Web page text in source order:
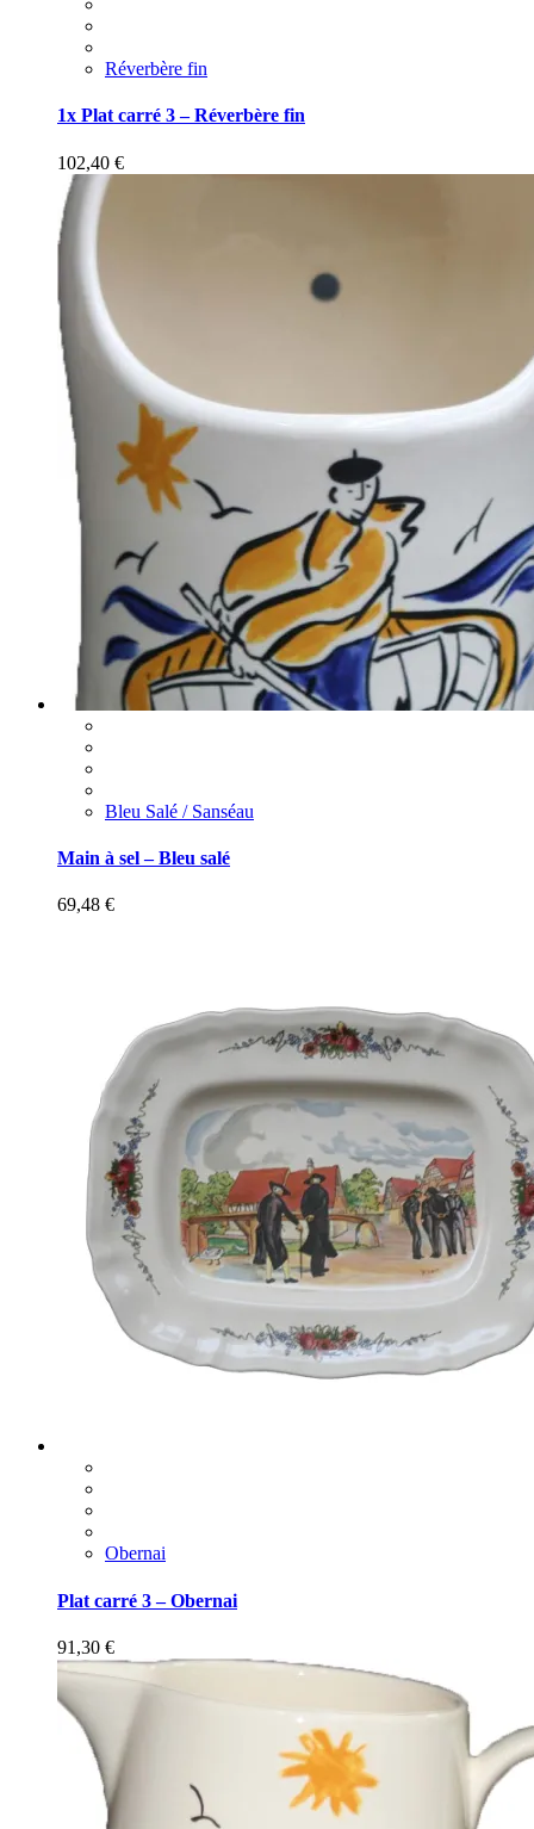
Réverbère fin
1x Plat carré 3 – Réverbère fin
102,40 €
Bleu Salé / Sanséau
Main à sel – Bleu salé
69,48 €
Obernai
Plat carré 3 – Obernai
91,30 €